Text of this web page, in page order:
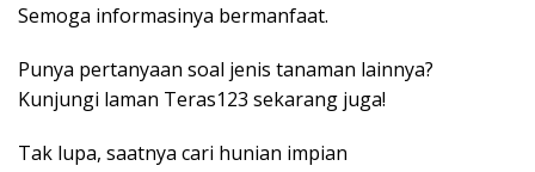
Semoga informasinya bermanfaat.
Punya pertanyaan soal jenis tanaman lainnya?
Kunjungi laman Teras123 sekarang juga!
Tak lupa, saatnya cari hunian impian